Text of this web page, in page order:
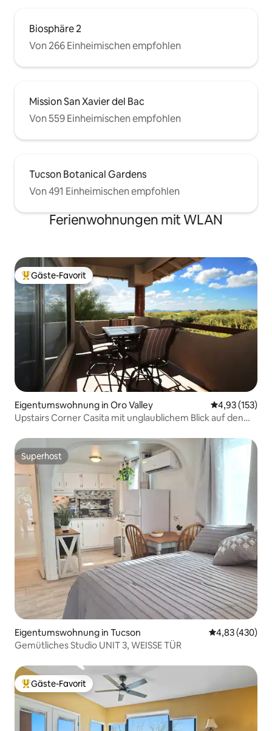
Biosphäre 2
Von 266 Einheimischen empfohlen
Mission San Xavier del Bac
Von 559 Einheimischen empfohlen
Tucson Botanical Gardens
Von 491 Einheimischen empfohlen
Ferienwohnungen mit WLAN
Beliebter Gäste-Favorit.
Gäste-Favorit
Eigentumswohnung in Oro Valley
4,93 (153)
Upstairs Corner Casita mit unglaublichem Blick auf den
Superhost
Superhost
Eigentumswohnung in Tucson
4,83 (430)
Gemütliches Studio UNIT 3, WEISSE TÜR
Beliebter Gäste-Favorit.
Gäste-Favorit